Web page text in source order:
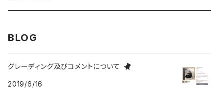
Accordion / Bandoneon
group / session
NEO ROCKABILLY / PSYCHOBILLY
PROGRESSIVE ROCK / PSYCHEDELIA
にほんのハードロック・ヘヴィメタル
歌謡曲
現代音楽Contemporary / PostModern
AVANT / EXPERIMENTAL / NOISE
ROOTS REGGAE / DUB
FOLKLORE - フォルクローレ
BLOG
グレーディング及びコメントについて
2019/6/16